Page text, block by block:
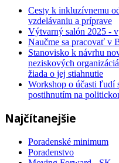
Cesty k inkluzívnemu
vzdelávaniu a príprave
Výtvarný salón 2025 -
Naučme sa pracovať v
Stanovisko k návrhu
neziskových
žiada o jej stiahnutie
Workshop o účasti ľudí
postihnutím na
Najčítanejšie
Poradenské minimum
Poradenstvo